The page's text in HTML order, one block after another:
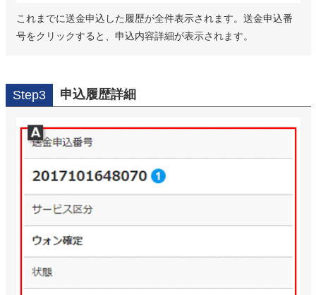
これまでに送金申込した履歴が全件表示されます。送金申込番
号をクリックすると、申込内容詳細が表示されます。
Step3 申込履歴詳細